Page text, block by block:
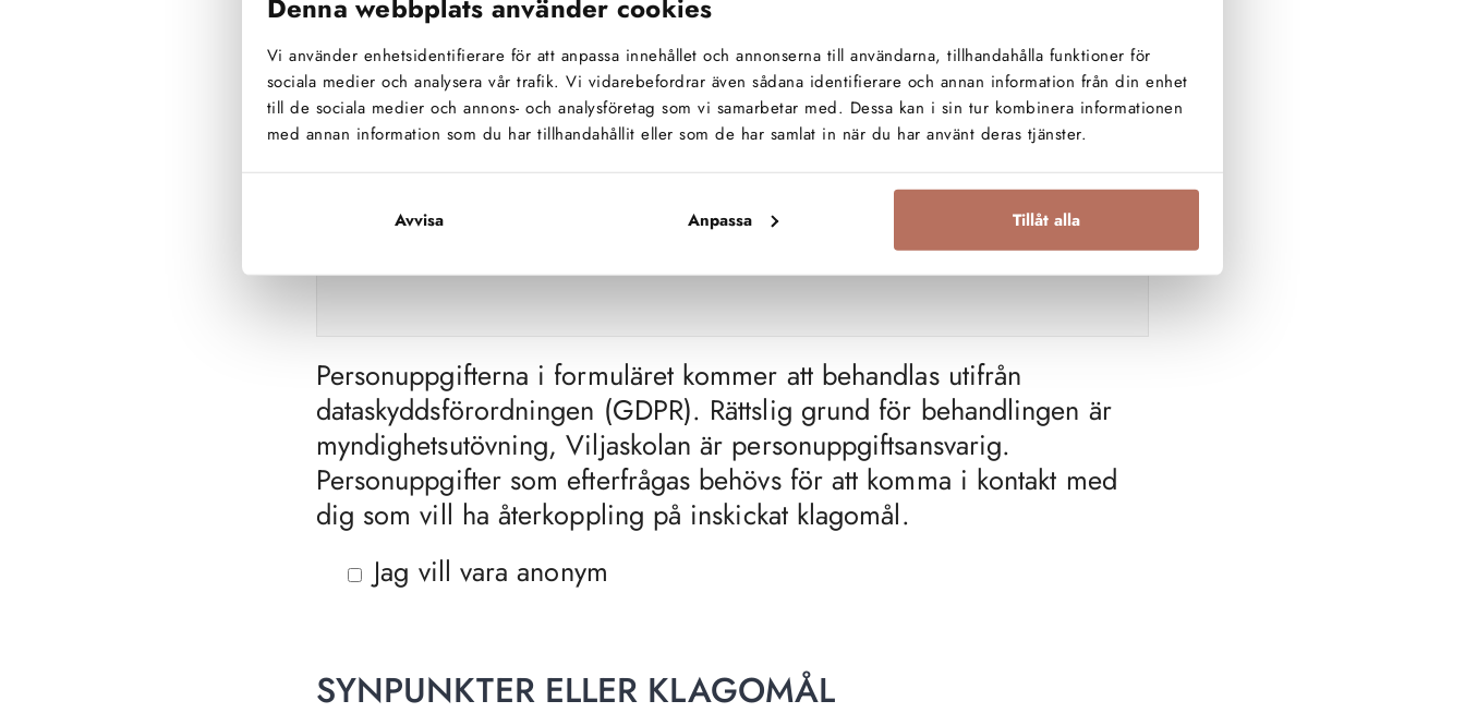
Denna webbplats använder cookies
Vi använder enhetsidentifierare för att anpassa innehållet och annonserna till användarna, tillhandahålla funktioner för
sociala medier och analysera vår trafik. Vi vidarebefordrar även sådana identifierare och annan information från din enhet
till de sociala medier och annons- och analysföretag som vi samarbetar med. Dessa kan i sin tur kombinera informationen
med annan information som du har tillhandahållit eller som de har samlat in när du har använt deras tjänster.
Avvisa Anpassa Tillåt alla
Namn*
E-post*
Personuppgifterna i formuläret kommer att behandlas utifrån
dataskyddsförordningen (GDPR). Rättslig grund för behandlingen är
myndighetsutövning, Viljaskolan är personuppgiftsansvarig.
Personuppgifter som efterfrågas behövs för att komma i kontakt med
dig som vill ha återkoppling på inskickat klagomål.
Jag vill vara anonym
SYNPUNKTER ELLER KLAGOMÅL